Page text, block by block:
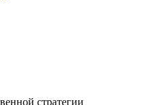
стратегии